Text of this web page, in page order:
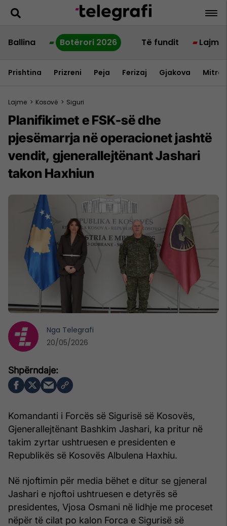
Ballina Botërori 2026 Të fundit Lajme
Prishtina Prizreni Peja Ferizaj Gjakova
Lajme > Kosovë > Siguri
Planifikimet e FSK-së dhe
pjesëmarrja në operacionet jashtë
vendit, gjenerallejtënant Jashari
takon Haxhiun
Komandanti i Forcës së Sigurisë së Kosovës,
Gjenerallejtënant Bashkim Jashari, ka pritur në
takim zyrtar ushtruesen e presidenten e
Republikës së Kosovës Albulena Haxhiu.
Në njoftimin për media bëhet e ditur se gjeneral
Jashari e njoftoi ushtruesen e detyrës së
presidentes, Vjosa Osmani në lidhje me proceset
nëpër të cilat po kalon Forca e Sigurisë së
Nga Telegrafi
20/05/2026